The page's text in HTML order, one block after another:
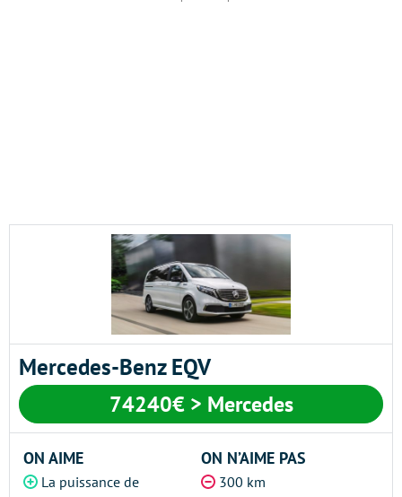
Mercedes-Benz EQV
74240€ > Mercedes
ON AIME
La puissance de
ON N’AIME PAS
300 km